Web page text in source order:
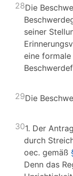
28Die
seiner
eine formale
29Die
301. Der
durch
oec. gemäß
Denn das